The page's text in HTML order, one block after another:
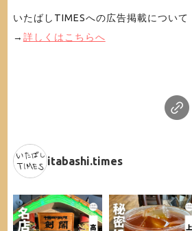
いたばしTIMESへの広告掲載について
→ 詳しくはこちらへ
itabashi.times